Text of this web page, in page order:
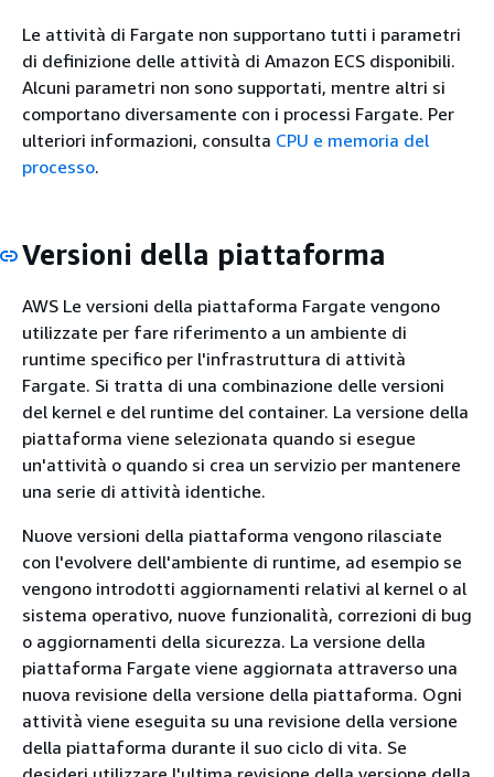
Le attività di Fargate non supportano tutti i parametri
di definizione delle attività di Amazon ECS disponibili.
Alcuni parametri non sono supportati, mentre altri si
comportano diversamente con i processi Fargate. Per
ulteriori informazioni, consulta CPU e memoria del
processo.
Versioni della piattaforma
AWS Le versioni della piattaforma Fargate vengono
utilizzate per fare riferimento a un ambiente di
runtime specifico per l'infrastruttura di attività
Fargate. Si tratta di una combinazione delle versioni
del kernel e del runtime del container. La versione della
piattaforma viene selezionata quando si esegue
un'attività o quando si crea un servizio per mantenere
una serie di attività identiche.
Nuove versioni della piattaforma vengono rilasciate
con l'evolvere dell'ambiente di runtime, ad esempio se
vengono introdotti aggiornamenti relativi al kernel o al
sistema operativo, nuove funzionalità, correzioni di bug
o aggiornamenti della sicurezza. La versione della
piattaforma Fargate viene aggiornata attraverso una
nuova revisione della versione della piattaforma. Ogni
attività viene eseguita su una revisione della versione
della piattaforma durante il suo ciclo di vita. Se